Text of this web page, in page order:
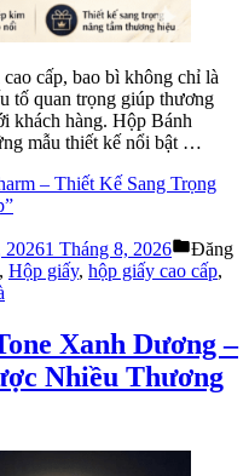
cấp, bao bì không chỉ là
tố quan trọng giúp thương
khách hàng. Hộp Bánh
mẫu thiết kế nổi bật …
– Thiết Kế Sang Trọng
20261 Tháng 8, 2026
Đăng
, Hộp giấy, hộp giấy cao cấp,
Xanh Dương –
Nhiều Thương